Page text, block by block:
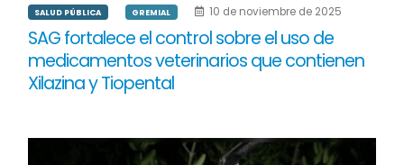
SALUD PÚBLICA GREMIAL 10 de noviembre de 2025
SAG fortalece el control sobre el uso de
medicamentos veterinarios que contienen
Xilazina y Tiopental